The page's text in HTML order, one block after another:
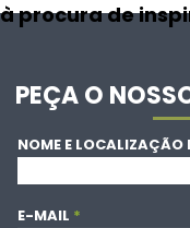
à procura de
PEÇA O
NOME E LOCALIZAÇÃO
E-MAIL